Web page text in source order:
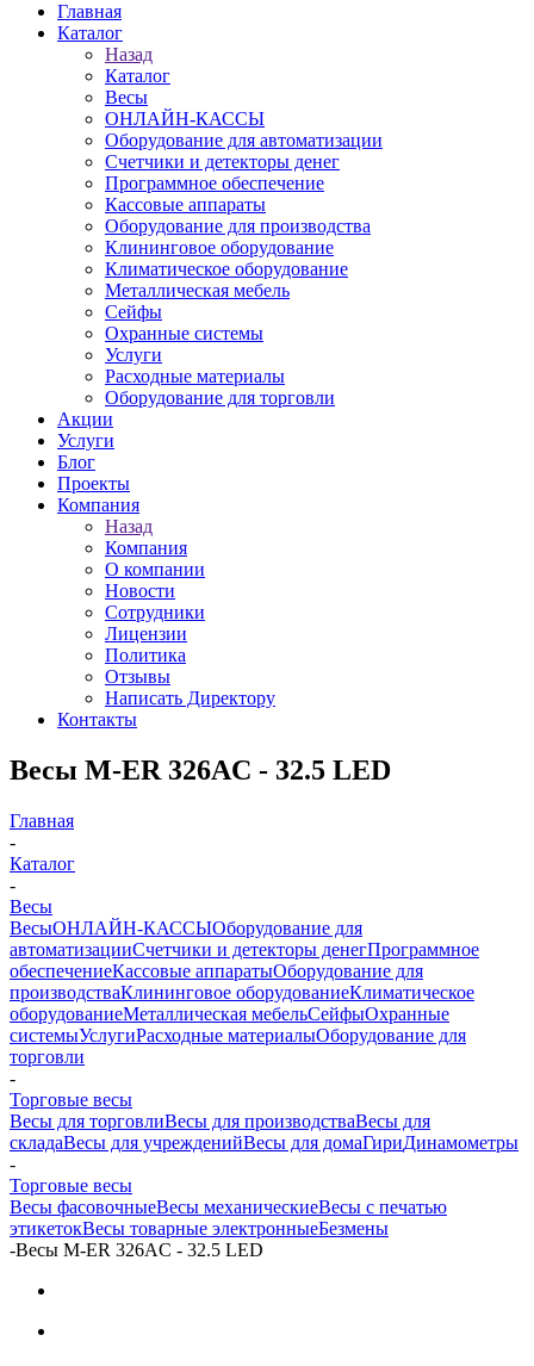
Главная
Каталог
Назад
Каталог
Весы
ОНЛАЙН-КАССЫ
Оборудование для автоматизации
Счетчики и детекторы денег
Программное обеспечение
Кассовые аппараты
Оборудование для производства
Клининговое оборудование
Климатическое оборудование
Металлическая мебель
Сейфы
Охранные системы
Услуги
Расходные материалы
Оборудование для торговли
Акции
Услуги
Блог
Проекты
Компания
Назад
Компания
О компании
Новости
Сотрудники
Лицензии
Политика
Отзывы
Написать Директору
Контакты
Весы M-ER 326AC - 32.5 LED
Главная
-
Каталог
-
Весы
ВесыОНЛАЙН-КАССЫОборудование для
автоматизацииСчетчики и детекторы денегПрограммное
обеспечениеКассовые аппаратыОборудование для
производстваКлининговое оборудованиеКлиматическое
оборудованиеМеталлическая мебельСейфыОхранные
системыУслугиРасходные материалыОборудование для
торговли
-
Торговые весы
Весы для торговлиВесы для производстваВесы для
складаВесы для учрежденийВесы для домаГириДинамометры
-
Торговые весы
Весы фасовочныеВесы механическиеВесы с печатью
этикетокВесы товарные электронныеБезмены
-Весы M-ER 326AC - 32.5 LED